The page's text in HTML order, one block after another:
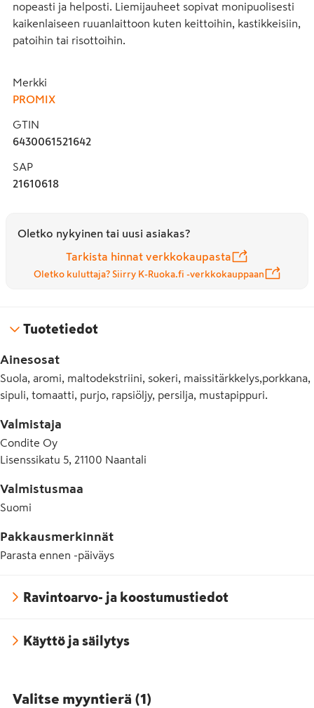
nopeasti ja helposti. Liemijauheet sopivat monipuolisesti
kaikenlaiseen ruuanlaittoon kuten keittoihin, kastikkeisiin,
patoihin tai risottoihin.
Merkki
PROMIX
GTIN
6430061521642
SAP
21610618
Oletko nykyinen tai uusi asiakas?
Tarkista hinnat verkkokaupasta
Oletko kuluttaja? Siirry K-Ruoka.fi -verkkokauppaan
Tuotetiedot
Ainesosat
Suola, aromi, maltodekstriini, sokeri, maissitärkkelys,porkkana,
sipuli, tomaatti, purjo, rapsiöljy, persilja, mustapippuri.
Valmistaja
Condite Oy
Lisenssikatu 5, 21100 Naantali
Valmistusmaa
Suomi
Pakkausmerkinnät
Parasta ennen -päiväys
Ravintoarvo- ja koostumustiedot
Käyttö ja säilytys
Valitse myyntierä (1 )